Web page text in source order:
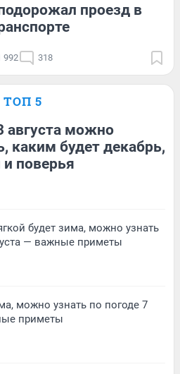
проезд в
992 318
ТОП 5
августа можно
каким будет декабрь,
поверья
будет зима, можно узнать
— важные приметы
можно узнать по погоде 7
приметы